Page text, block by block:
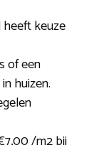
heeft keuze
of een
huizen.